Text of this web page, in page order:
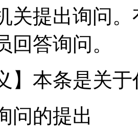
关提出询问。
回答询问。
本条是关于
的提出